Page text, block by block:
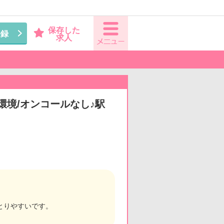
保存した
求人
境/オンコールなし♪駅
やすいです。